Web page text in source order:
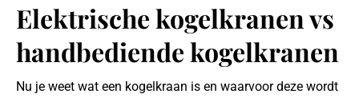
Elektrische kogelkranen vs
handbediende kogelkranen
Nu je weet wat een kogelkraan is en waarvoor deze wordt